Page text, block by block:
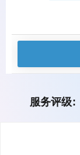
服务评级: